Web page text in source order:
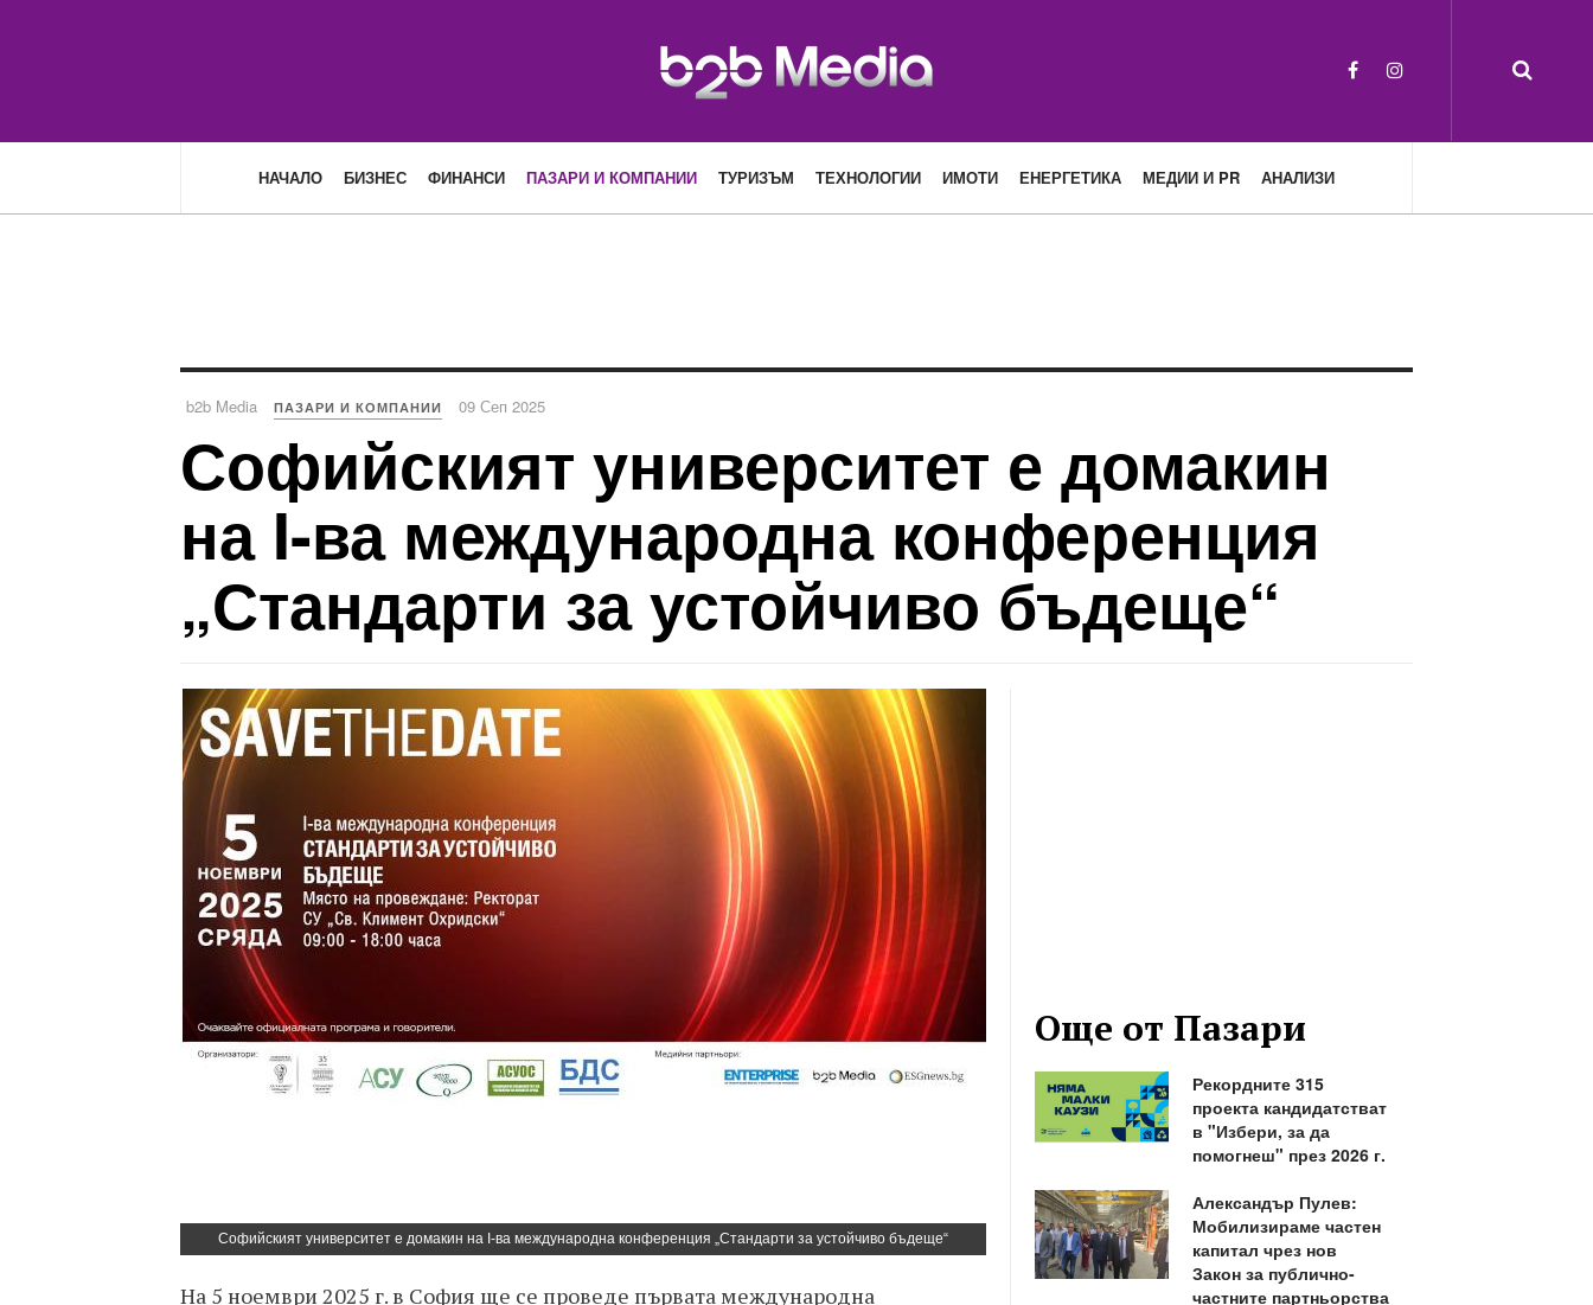
НАЧАЛО БИЗНЕС ФИНАНСИ ПАЗАРИ И КОМПАНИИ ТУРИЗЪМ ТЕХНОЛОГИИ ИМОТИ ЕНЕРГЕТИКА МЕДИИ И PR АНАЛИЗИ
b2b Media ПАЗАРИ И КОМПАНИИ 09 Сеп 2025
Софийският университет е домакин
на I-ва международна конференция
„Стандарти за устойчиво бъдеще“
Софийският университет е домакин на I-ва международна конференция „Стандарти за устойчиво бъдеще“
На 5 ноември 2025 г. в София ще се проведе първата международна
Още от Пазари
Рекордните 315
проекта кандидатстват
в "Избери, за да
помогнеш" през 2026 г.
Александър Пулев:
Мобилизираме частен
капитал чрез нов
Закон за публично-
частните партньорства